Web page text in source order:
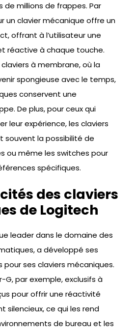
de millions de frappes. Par
un clavier mécanique offre un
offrant à l’utilisateur une
réactive à chaque touche.
à membrane, où la
spongieuse avec le temps,
conservent une
De plus, pour ceux qui
leur expérience, les claviers
souvent la possibilité de
ou même les switches pour
spécifiques.
des claviers
de Logitech
leader dans le domaine des
a développé ses
pour ses claviers mécaniques.
G, par exemple, exclusifs à
pour offrir une réactivité
silencieux, ce qui les rend
de bureau et les